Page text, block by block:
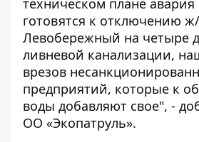
техническом плане
готовятся к отключению
Левобережный на четыре
ливневой канализации,
врезов
предприятий, которые к
воды добавляют свое", -
ОО «Экопатруль».